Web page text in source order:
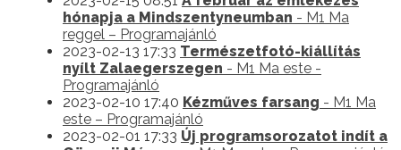
hónapja a Mindszentyneumban - M1 Ma
reggel – Programajánló
2023-02-13 17:33 Természetfotó-kiállítás
nyílt Zalaegerszegen - M1 Ma este -
Programajánló
2023-02-10 17:40 Kézműves farsang - M1 Ma
este – Programajánló
2023-02-01 17:33 Új programsorozatot indít a